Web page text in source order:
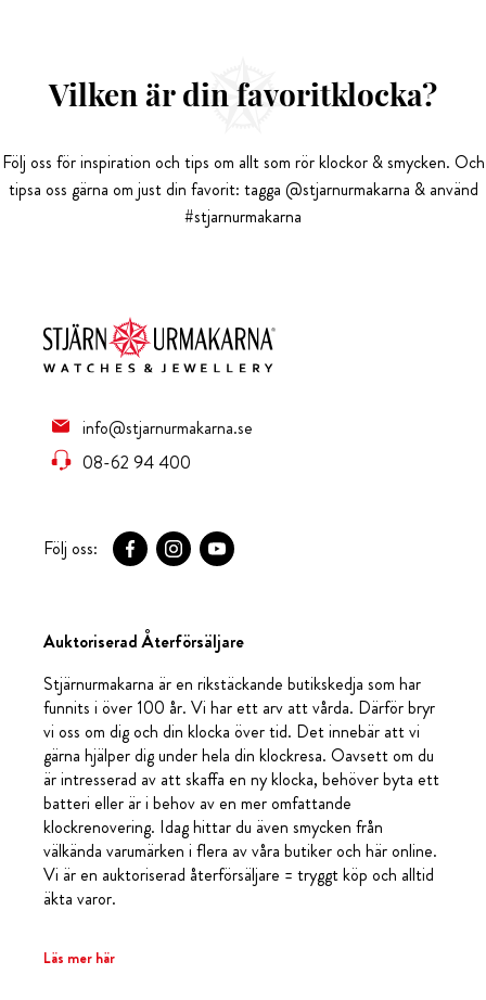
Vilken är din favoritklocka?
Följ oss för inspiration och tips om allt som rör klockor & smycken. Och
tipsa oss gärna om just din favorit: tagga @stjarnurmakarna & använd
#stjarnurmakarna
info@stjarnurmakarna.se
08-62 94 400
Följ oss:
Auktoriserad Återförsäljare
Stjärnurmakarna är en rikstäckande butikskedja som har
funnits i över 100 år. Vi har ett arv att vårda. Därför bryr
vi oss om dig och din klocka över tid. Det innebär att vi
gärna hjälper dig under hela din klockresa. Oavsett om du
är intresserad av att skaffa en ny klocka, behöver byta ett
batteri eller är i behov av en mer omfattande
klockrenovering. Idag hittar du även smycken från
välkända varumärken i flera av våra butiker och här online.
Vi är en auktoriserad återförsäljare = tryggt köp och alltid
äkta varor.
Läs mer här